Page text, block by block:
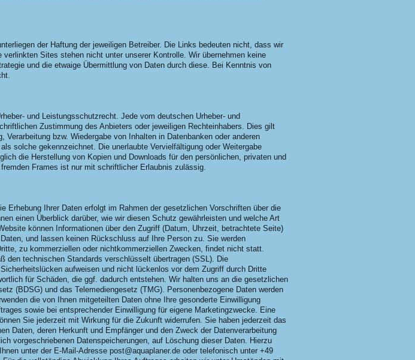
der Haftung der jeweiligen Betreiber. Die Links bedeuten nicht, dass wir
Sites stehen nicht unter unserer Kontrolle. Wir übernehmen keine
und die etwaige Übermittlung von Daten durch diese. Bei Kenntnis von
und Leistungsschutzrecht. Jede vom deutschen Urheber- und
Zustimmung des Anbieters oder jeweiligen Rechteinhabers. Dies gilt
bzw. Wiedergabe von Inhalten in Datenbanken oder anderen
solche gekennzeichnet. Die unerlaubte Vervielfältigung oder Weitergabe
die Herstellung von Kopien und Downloads für den persönlichen, privaten und
Frames ist nur mit schriftlicher Erlaubnis zulässig.
Erhebung Ihrer Daten erfolgt im Rahmen der gesetzlichen Vorschriften über die
einen Überblick darüber, wie wir diesen Schutz gewährleisten und welche Art
können Informationen über den Zugriff (Datum, Uhrzeit, betrachtete Seite)
und lassen keinen Rückschluss auf Ihre Person zu. Sie werden
zu kommerziellen oder nichtkommerziellen Zwecken, findet nicht statt.
den technischen Standards verschlüsselt übertragen (SSL). Die
aufweisen und nicht lückenlos vor dem Zugriff durch Dritte
für Schäden, die ggf. dadurch entstehen. Wir halten uns an die gesetzlichen
(BDSG) und das Telemediengesetz (TMG). Personenbezogene Daten werden
die von Ihnen mitgeteilten Daten ohne Ihre gesonderte Einwilligung
sowie bei entsprechender Einwilligung für eigene Marketingzwecke. Eine
Sie jederzeit mit Wirkung für die Zukunft widerrufen. Sie haben jederzeit das
Daten, deren Herkunft und Empfänger und den Zweck der Datenverarbeitung
vorgeschriebenen Datenspeicherungen, auf Löschung dieser Daten. Hierzu
unter der E-Mail-Adresse post@aquaplaner.de oder telefonisch unter +49